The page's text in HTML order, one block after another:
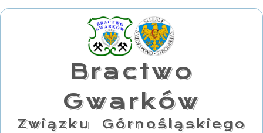
Bractwo
Gwarków
Związku Górnośląskiego